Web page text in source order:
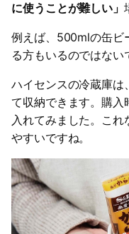
に使うことが難しい」
例えば、500mlの缶ビ
る方もいるのではない
ハイセンスの冷蔵庫
て収納できます。購入
入れてみました。これ
やすいですね。